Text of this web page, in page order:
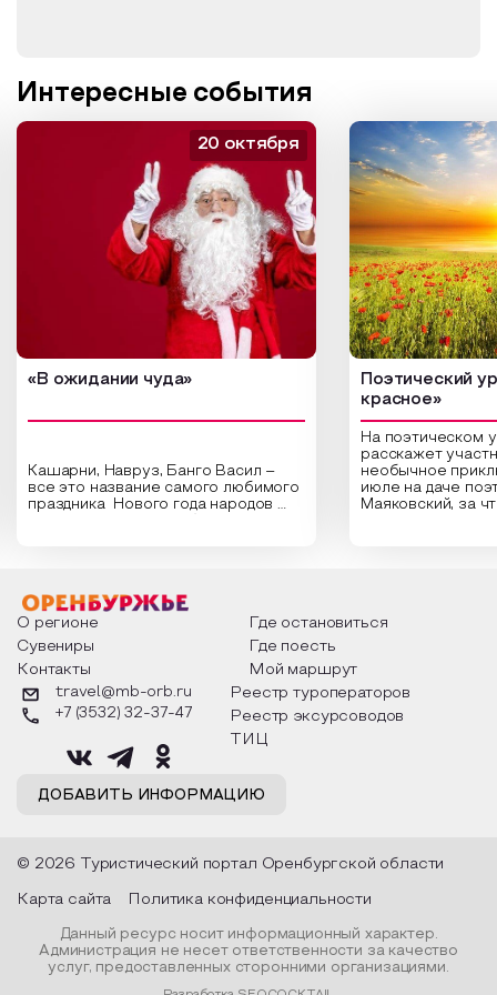
Интересные события
«В ожидании чуда»
Кашарни, Навруз, Банго Васил –
все это название самого любимого
праздника Нового года народов
о том, как встречают новый год в
разных уголках страны, какие
обряды совершают на удачу и
благополучие, в чем схожи и
различаются традиции. Кто такой
Дед Мороз и откуда он пришел, как
его называют в разных уголках
страны и как появились елочные
20 октября
Поэтический
красное»
На поэтическом
расскажет
необычное
июле на даче
Маяковский, за
Твардовского и
каждой строчке
восхищение
яркому времени
О регионе
Где остановиться
Сувениры
Где поесть
Контакты
Мой маршрут
ДОБАВИТЬ ИНФОРМАЦИЮ
travel@mb-orb.ru
+7 (3532) 32-37-47
Реестр туроператоров
Реестр эксурсоводов
ТИЦ
© 2026 Туристический портал Оренбургской области
Карта сайта Политика конфиденциальности
Данный ресурс носит информационный характер.
Администрация не несет ответственности за качество
услуг, предоставленных сторонними организациями.